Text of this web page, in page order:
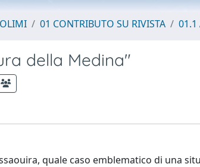
01 CONTRIBUTO SU RIVISTA
della Medina"
quale caso emblematico di una